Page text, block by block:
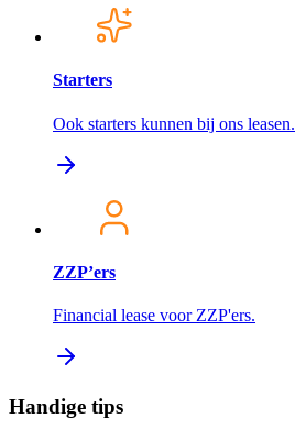
Starters
Ook starters kunnen bij ons leasen.
ZZP’ers
Financial lease voor ZZP'ers.
Handige tips